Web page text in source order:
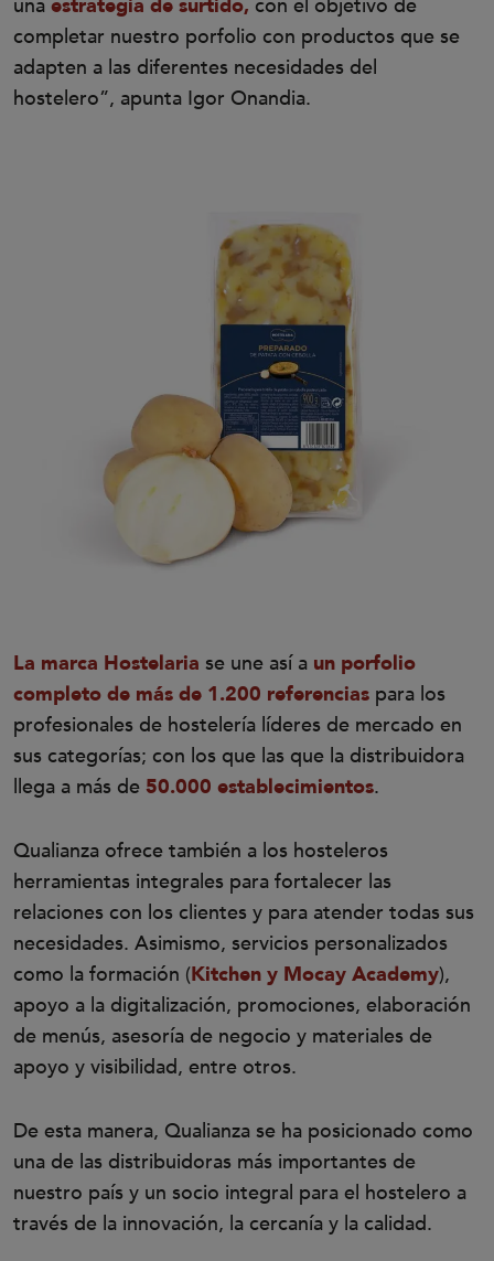
una estrategia de surtido, con el objetivo de
completar nuestro porfolio con productos que se
adapten a las diferentes necesidades del
hostelero”, apunta Igor Onandia.
La marca Hostelaria se une así a un porfolio
completo de más de 1.200 referencias para los
profesionales de hostelería líderes de mercado en
sus categorías; con los que las que la distribuidora
llega a más de 50.000 establecimientos.
Qualianza ofrece también a los hosteleros
herramientas integrales para fortalecer las
relaciones con los clientes y para atender todas sus
necesidades. Asimismo, servicios personalizados
como la formación (Kitchen y Mocay Academy),
apoyo a la digitalización, promociones, elaboración
de menús, asesoría de negocio y materiales de
apoyo y visibilidad, entre otros.
De esta manera, Qualianza se ha posicionado como
una de las distribuidoras más importantes de
nuestro país y un socio integral para el hostelero a
través de la innovación, la cercanía y la calidad.